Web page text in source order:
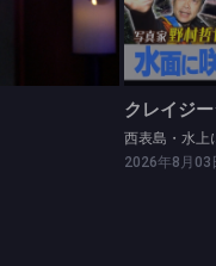
クレイジ
2026年8月03